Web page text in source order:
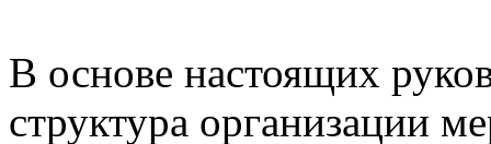
В основе настоящих
структура организации